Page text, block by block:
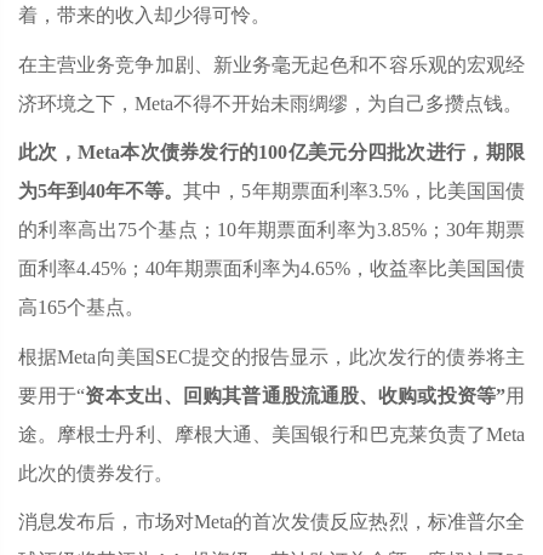
着，带来的收入却少得可怜。
在主营业务竞争加剧、新业务毫无起色和不容乐观的宏观经
济环境之下，Meta不得不开始未雨绸缪，为自己多攒点钱。
此次，Meta本次债券发行的100亿美元分四批次进行，期限
为5年到40年不等。其中，5年期票面利率3.5%，比美国国债
的利率高出75个基点；10年期票面利率为3.85%；30年期票
面利率4.45%；40年期票面利率为4.65%，收益率比美国国债
高165个基点。
根据Meta向美国SEC提交的报告显示，此次发行的债券将主
要用于“资本支出、回购其普通股流通股、收购或投资等”用
途。摩根士丹利、摩根大通、美国银行和巴克莱负责了Meta
此次的债券发行。
消息发布后，市场对Meta的首次发债反应热烈，标准普尔全